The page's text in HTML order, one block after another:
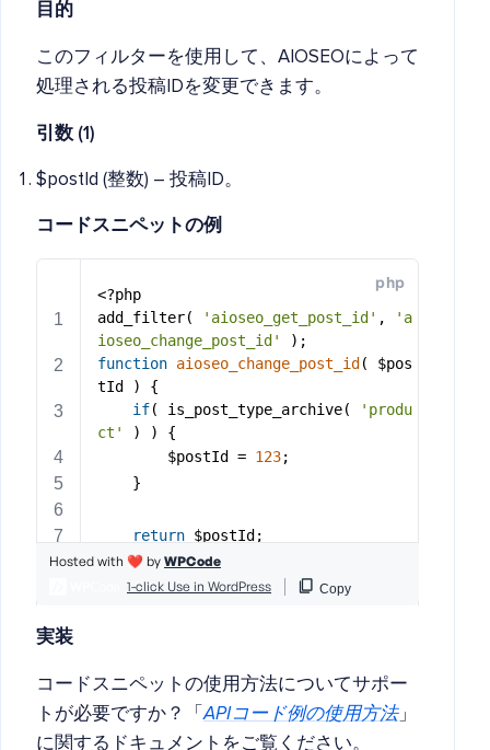
目的
このフィルターを使用して、AIOSEOによって
処理される投稿IDを変更できます。
引数 (1)
$postId (整数) – 投稿ID。
コードスニペットの例
実装
コードスニペットの使用方法についてサポー
トが必要ですか？「APIコード例の使用方法」
に関するドキュメントをご覧ください。